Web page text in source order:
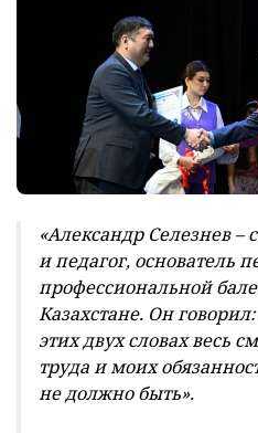
«Александр Селезнев –
и педагог, основатель
профессиональной
Казахстане. Он
этих двух словах весь
труда и моих
не должно быть».